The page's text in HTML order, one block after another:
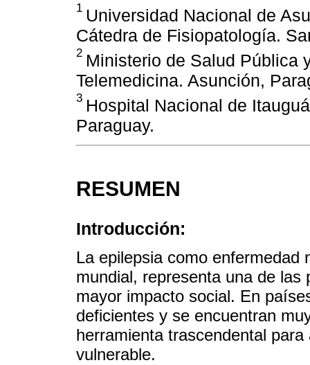
1 Universidad Nacional de
Cátedra de Fisiopatología.
2 Ministerio de Salud Pública
Telemedicina. Asunción,
3 Hospital Nacional de
Paraguay.
RESUMEN
Introducción:
La epilepsia como enfermedad
mundial, representa una de
mayor impacto social. En
deficientes y se encuentran
herramienta trascendental
vulnerable.